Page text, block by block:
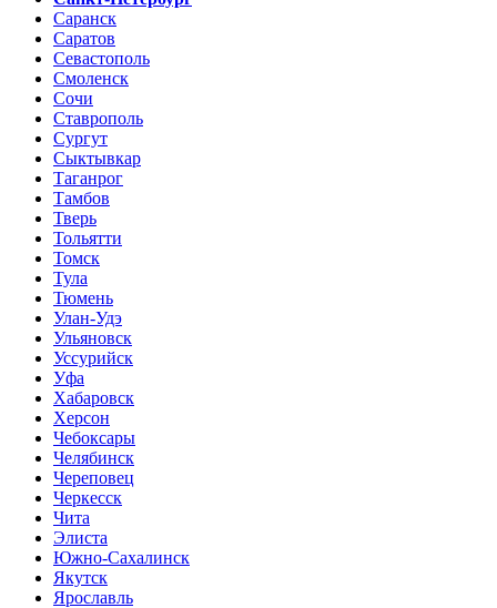
Саранск
Саратов
Севастополь
Смоленск
Сочи
Ставрополь
Сургут
Сыктывкар
Таганрог
Тамбов
Тверь
Тольятти
Томск
Тула
Тюмень
Улан-Удэ
Ульяновск
Уссурийск
Уфа
Хабаровск
Херсон
Чебоксары
Челябинск
Череповец
Черкесск
Чита
Элиста
Южно-Сахалинск
Якутск
Ярославль